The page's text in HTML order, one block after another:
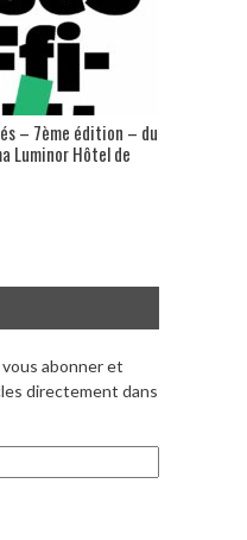
– 7ème édition – du
Luminor Hôtel de
abonner et
directement dans